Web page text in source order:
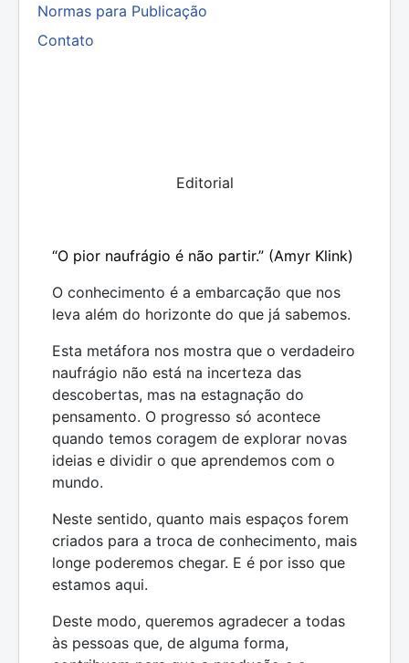
Normas para Publicação
Contato
Editorial
“O pior naufrágio é não partir.” (Amyr Klink)
O conhecimento é a embarcação que nos
leva além do horizonte do que já sabemos.
Esta metáfora nos mostra que o verdadeiro
naufrágio não está na incerteza das
descobertas, mas na estagnação do
pensamento. O progresso só acontece
quando temos coragem de explorar novas
ideias e dividir o que aprendemos com o
mundo.
Neste sentido, quanto mais espaços forem
criados para a troca de conhecimento, mais
longe poderemos chegar. E é por isso que
estamos aqui.
Deste modo, queremos agradecer a todas
às pessoas que, de alguma forma,